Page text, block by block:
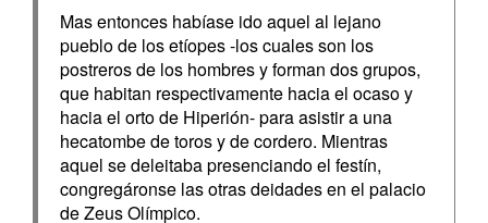
Mas entonces habíase ido aquel al lejano
pueblo de los etíopes -los cuales son los
postreros de los hombres y forman dos grupos,
que habitan respectivamente hacia el ocaso y
hacia el orto de Hiperión- para asistir a una
hecatombe de toros y de cordero. Mientras
aquel se deleitaba presenciando el festín,
congregáronse las otras deidades en el palacio
de Zeus Olímpico.